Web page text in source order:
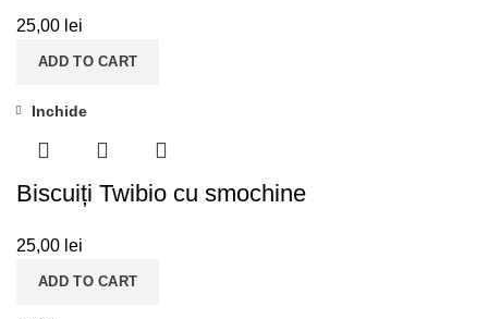
25,00 lei
ADD TO CART
Inchide
Biscuiți Twibio cu smochine
25,00 lei
ADD TO CART